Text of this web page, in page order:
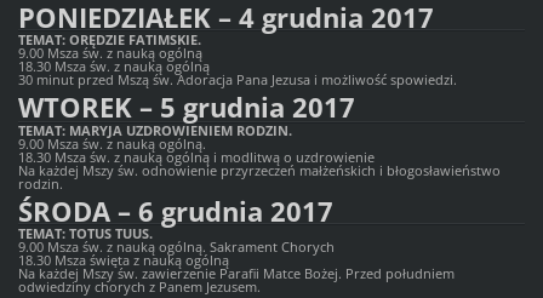
PONIEDZIAŁEK – 4 grudnia 2017
TEMAT: ORĘDZIE FATIMSKIE.
9.00 Msza św. z nauką ogólną
18.30 Msza św. z nauką ogólną
30 minut przed Mszą św. Adoracja Pana Jezusa i możliwość spowiedzi.
WTOREK – 5 grudnia 2017
TEMAT: MARYJA UZDROWIENIEM RODZIN.
9.00 Msza św. z nauką ogólną.
18.30 Msza św. z nauką ogólną i modlitwą o uzdrowienie
Na każdej Mszy św. odnowienie przyrzeczeń małżeńskich i błogosławieństwo
rodzin.
ŚRODA – 6 grudnia 2017
TEMAT: TOTUS TUUS.
9.00 Msza św. z nauką ogólną. Sakrament Chorych
18.30 Msza święta z nauką ogólną
Na każdej Mszy św. zawierzenie Parafii Matce Bożej. Przed południem
odwiedziny chorych z Panem Jezusem.